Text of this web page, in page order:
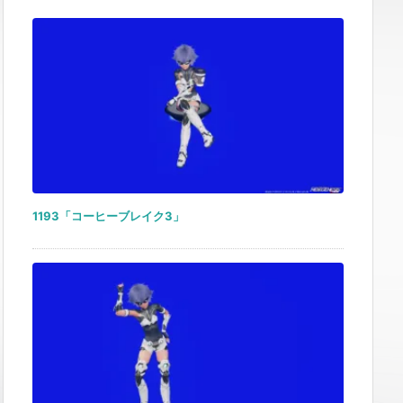
1193「コーヒーブレイク3」